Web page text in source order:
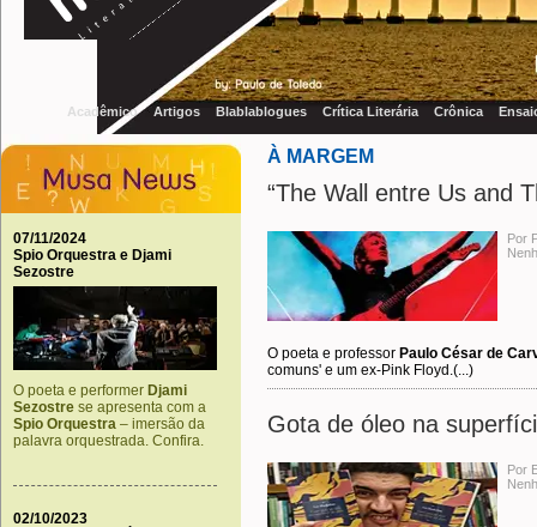
Acadêmico Artigos Blablablogues Crítica Literária Crônica
07/11/2024
Spio Orquestra e Djami
Sezostre
O poeta e performer Djami
Sezostre se apresenta com a
Spio Orquestra – imersão da
palavra orquestrada. Confira.
02/10/2023
À MARGEM
“The Wall entre Us and
Por
O poeta e professor Paulo César de
comuns' e um ex-Pink Floyd.(...)
Gota de óleo na
Por